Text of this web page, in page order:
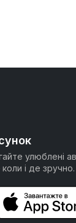
улюблені
і де зручно.